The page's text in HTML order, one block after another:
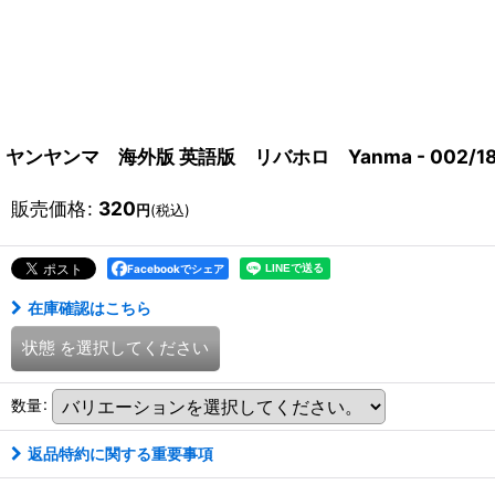
ヤンヤンマ 海外版 英語版 リバホロ Yanma - 002/
販売価格: 320円(税込)
Facebookでシェア
在庫確認はこちら
状態 を選択してください
数量:
返品特約に関する重要事項